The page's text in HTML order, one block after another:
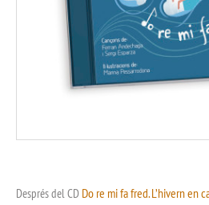
Després del CD Do re mi fa fred. L’hivern en